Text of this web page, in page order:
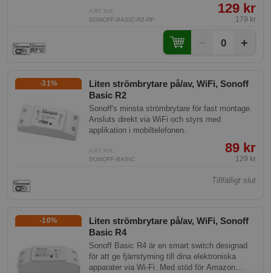
ART.NR:
SONOFF-BASIC-R2-RF
129 kr
179 kr
0 +
Liten strömbrytare på/av, WiFi, Sonoff
Basic R2
-31%
Sonoff's minsta strömbrytare för fast montage.
Ansluts direkt via WiFi och styrs med
applikation i mobiltelefonen.
ART.NR:
SONOFF-BASIC
89 kr
129 kr
Tillfälligt slut
Liten strömbrytare på/av, WiFi, Sonoff
Basic R4
-10%
Sonoff Basic R4 är en smart switch designad
för att ge fjärrstyrning till dina elektroniska
apparater via Wi-Fi. Med stöd för Amazon